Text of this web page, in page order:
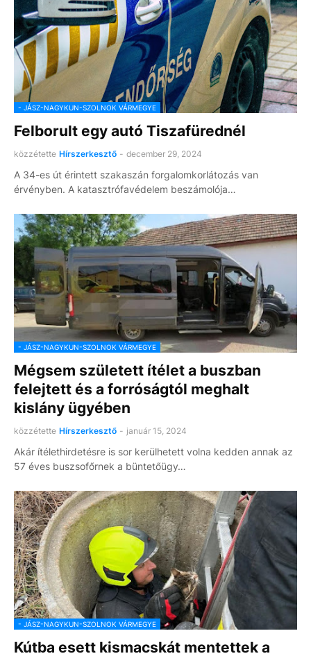
- JÁSZ-NAGYKUN-SZOLNOK VÁRMEGYE
Felborult egy autó Tiszafürednél
közzétette Hírszerkesztő - december 29, 2024
A 34-es út érintett szakaszán forgalomkorlátozás van
érvényben. A katasztrófavédelem beszámolója…
- JÁSZ-NAGYKUN-SZOLNOK VÁRMEGYE
Mégsem született ítélet a buszban
felejtett és a forróságtól meghalt
kislány ügyében
közzétette Hírszerkesztő - január 15, 2024
Akár ítélethirdetésre is sor kerülhetett volna kedden annak az
57 éves buszsofőrnek a büntetőügy…
- JÁSZ-NAGYKUN-SZOLNOK VÁRMEGYE
Kútba esett kismacskát mentettek a